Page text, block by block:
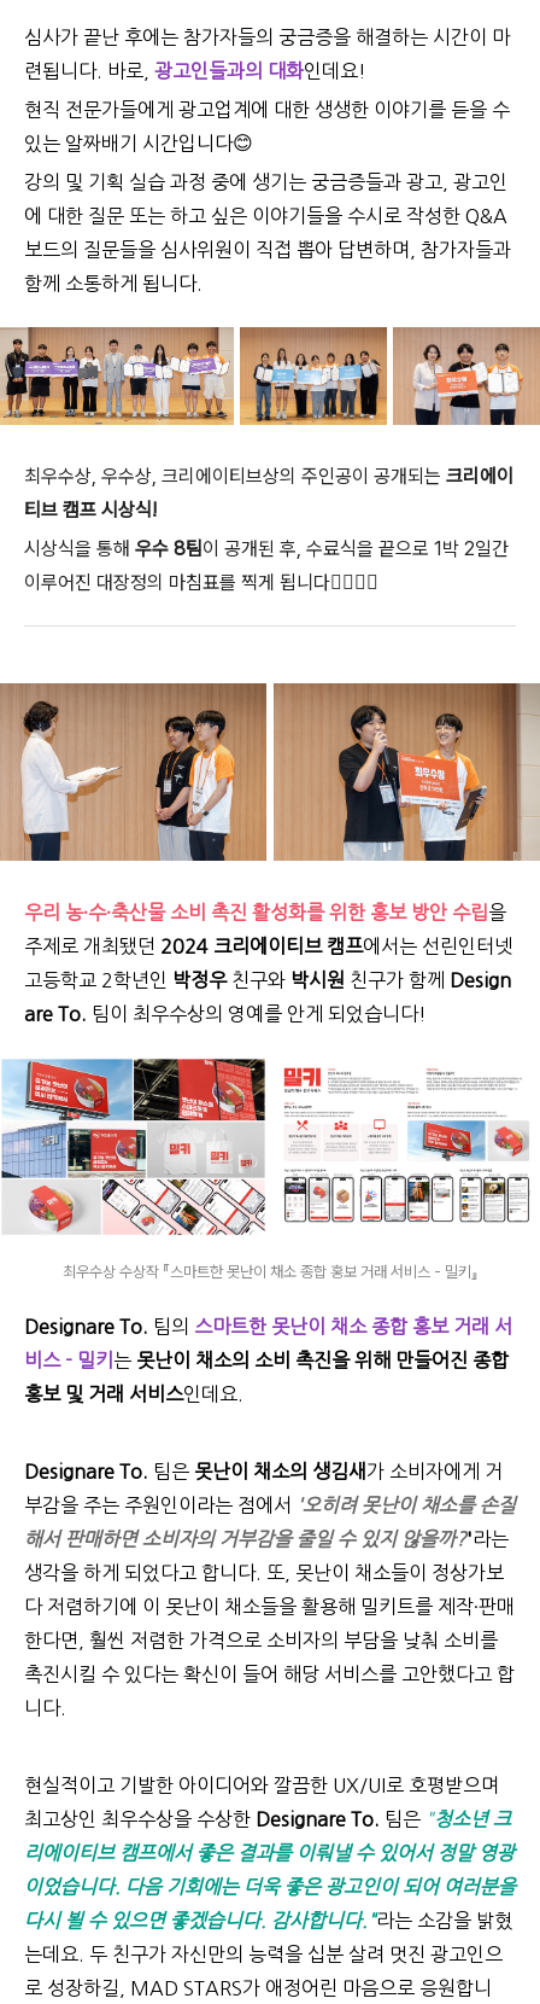
심사가 끝난 후에는 참가자들의 궁금증을 해결하는 시간이 마
련됩니다. 바로, 광고인들과의 대화인데요!
현직 전문가들에게 광고업계에 대한 생생한 이야기를 듣을 수
있는 알짜배기 시간입니다😊
강의 및 기획 실습 과정 중에 생기는 궁금증들과 광고, 광고인
에 대한 질문 또는 하고 싶은 이야기들을 수시로 작성한 Q&A
보드의 질문들을 심사위원이 직접 뽑아 답변하며, 참가자들과
함께 소통하게 됩니다.
최우수상, 우수상, 크리에이티브상의 주인공이 공개되는 크리에이
티브 캠프 시상식!
시상식을 통해 우수 8팀이 공개된 후, 수료식을 끝으로 1박 2일간
이루어진 대장정의 마침표를 찍게 됩니다✌🏻✌🏻
우리 농·수·축산물 소비 촉진 활성화를 위한 홍보 방안 수립 을
주제로 개최됐던 2024 크리에이티브 캠프에서는 선린인터넷
고등학교 2학년인 박정우친구와 박시원 친구가 함께
Design
are To. 팀이 최우수상의 영예를 안게 되었습니다!
최우수상 수상작 『스마트한 못난이 채소 종합 홍보 거래 서비스 - 밀키』
Designare To. 팀의 스마트한 못난이 채소 종합 홍보 거래 서
비스 - 밀키 는 못난이 채소의 소비 촉진을 위해 만들어진 종합
홍보 및 거래 서비스인데요.
Designare To. 팀은 못난이 채소의 생김새 가 소비자에게 거
부감을 주는 주원인이라는 점에서
'오히려 못난이 채소를 손질
해서 판매하면 소비자의 거부감을 줄일 수 있지 않을까?'라는
생각을 하게 되었다고 합니다.
또, 못난이 채소들이 정상가보
다 저렴하기에 이 못난이 채소들을 활용해 밀키트를 제작·판매
한다면, 훨씬 저렴한 가격으로 소비자의 부담을 낮춰 소비를
촉진시킬 수 있다는 확신이 들어 해당 서비스를 고안했다고 합
니다.
현실적이고 기발한 아이디어와 깔끔한 UX/UI로 호평받으며
최고상인 최우수상을 수상한 Designare To. 팀은 "청소년 크
리에이티브 캠프에서 좋은 결과를 이뤄낼 수 있어서 정말 영광
이었습니다. 다음 기회에는 더욱 좋은 광고인이 되어 여러분을
다시 뵐 수 있으면 좋겠습니다. 감사합니다."라는 소감을 밝혔
는데요. 두 친구가 자신만의 능력을 십분 살려 멋진 광고인으
로 성장하길, MAD STARS가 애정어린 마음으로 응원합니